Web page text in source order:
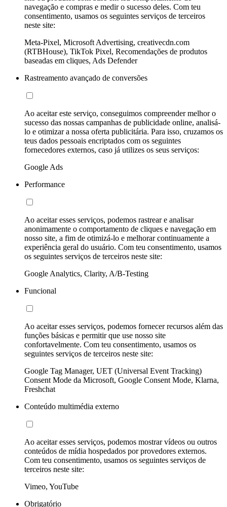
navegação e compras e medir o sucesso deles. Com teu
consentimento, usamos os seguintes serviços de terceiros
neste site:
Meta-Pixel, Microsoft Advertising, creativecdn.com
(RTBHouse), TikTok Pixel, Recomendações de produtos
baseadas em cliques, Ads Defender
Rastreamento avançado de conversões
Ao aceitar este serviço, conseguimos compreender melhor o
sucesso das nossas campanhas de publicidade online, analisá-
lo e otimizar a nossa oferta publicitária. Para isso, cruzamos os
teus dados pessoais encriptados com os seguintes
fornecedores externos, caso já utilizes os seus serviços:
Google Ads
Performance
Ao aceitar esses serviços, podemos rastrear e analisar
anonimamente o comportamento de cliques e navegação em
nosso site, a fim de otimizá-lo e melhorar continuamente a
experiência geral do usuário. Com teu consentimento, usamos
os seguintes serviços de terceiros neste site:
Google Analytics, Clarity, A/B-Testing
Funcional
Ao aceitar esses serviços, podemos fornecer recursos além das
funções básicas e permitir que use nosso site
confortavelmente. Com teu consentimento, usamos os
seguintes serviços de terceiros neste site:
Google Tag Manager, UET (Universal Event Tracking)
Consent Mode da Microsoft, Google Consent Mode, Klarna,
Freshchat
Conteúdo multimédia externo
Ao aceitar esses serviços, podemos mostrar vídeos ou outros
conteúdos de mídia hospedados por provedores externos.
Com teu consentimento, usamos os seguintes serviços de
terceiros neste site:
Vimeo, YouTube
Obrigatório